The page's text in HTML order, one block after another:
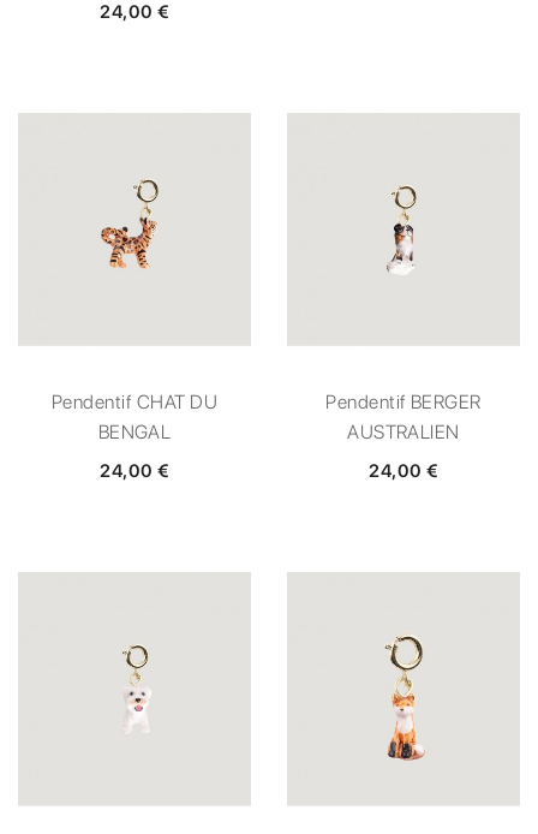
24,00 €
Pendentif CHAT DU
BENGAL
24,00 €
Pendentif BERGER
AUSTRALIEN
24,00 €